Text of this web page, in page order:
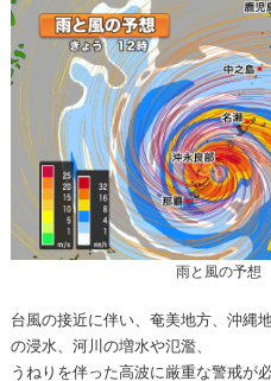
雨と風の予
台風の接近に伴い、奄美地方、沖縄
の浸水、河川の増水や氾濫、
うねりを伴った高波に厳重な警戒が必